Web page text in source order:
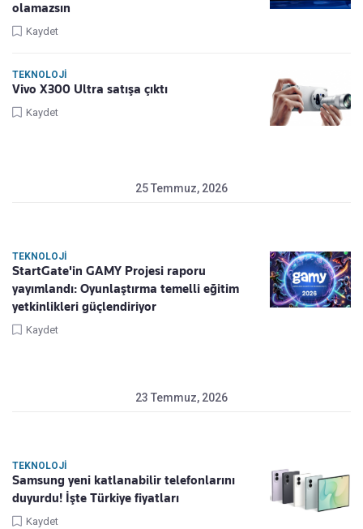
olamazsın
Kaydet
TEKNOLOJI
Vivo X300 Ultra satışa çıktı
Kaydet
25 Temmuz, 2026
TEKNOLOJI
StartGate'in GAMY Projesi raporu
yayımlandı: Oyunlaştırma temelli eğitim
yetkinlikleri güçlendiriyor
Kaydet
23 Temmuz, 2026
TEKNOLOJI
Samsung yeni katlanabilir telefonlarını
duyurdu! İşte Türkiye fiyatları
Kaydet